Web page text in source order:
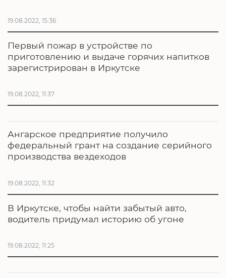
19.08.2022, 15:36
Первый пожар в устройстве по
приготовлению и выдаче горячих напитков
зарегистрирован в Иркутске
19.08.2022, 11:37
Ангарское предприятие получило
федеральный грант на создание серийного
производства вездеходов
19.08.2022, 11:32
В Иркутске, чтобы найти забытый авто,
водитель придумал историю об угоне
19.08.2022, 11:25